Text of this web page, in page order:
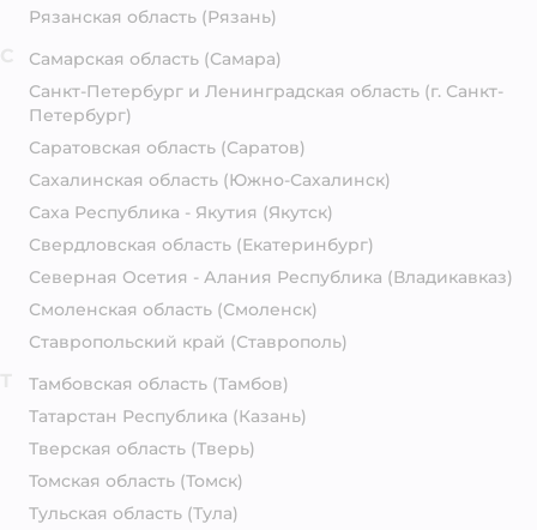
Рязанская область (Рязань)
Самарская область (Самара)
Санкт-Петербург и Ленинградская область (г. Санкт-
Петербург)
Саратовская область (Саратов)
Сахалинская область (Южно-Сахалинск)
Саха Республика - Якутия (Якутск)
Свердловская область (Екатеринбург)
Северная Осетия - Алания Республика (Владикавказ)
Смоленская область (Смоленск)
Ставропольский край (Ставрополь)
Тамбовская область (Тамбов)
Татарстан Республика (Казань)
Тверская область (Тверь)
Томская область (Томск)
Тульская область (Тула)